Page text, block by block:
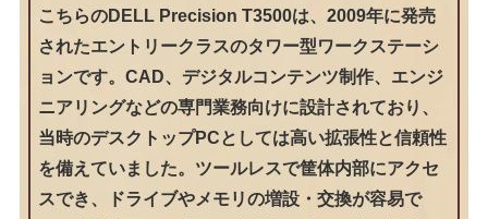
こちらのDELL Precision T3500は、2009年に発売
されたエントリークラスのタワー型ワークステーシ
ョンです。CAD、デジタルコンテンツ制作、エンジ
ニアリングなどの専門業務向けに設計されており、
当時のデスクトップPCとしては高い拡張性と信頼性
を備えていました。ツールレスで筐体内部にアクセ
スでき、ドライブやメモリの増設・交換が容易で